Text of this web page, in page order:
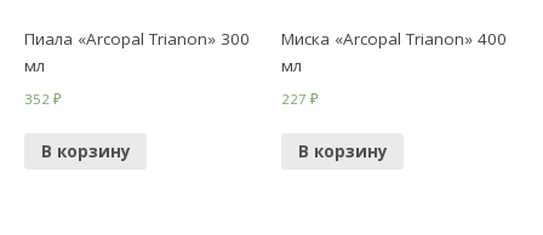
Пиала «Arcopal Trianon» 300
мл
352₽
В корзину
Миска «Arcopal Trianon» 400
мл
227₽
В корзину